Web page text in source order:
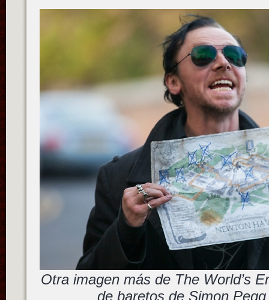
Otra imagen más de The World’s
de baretos de Simon